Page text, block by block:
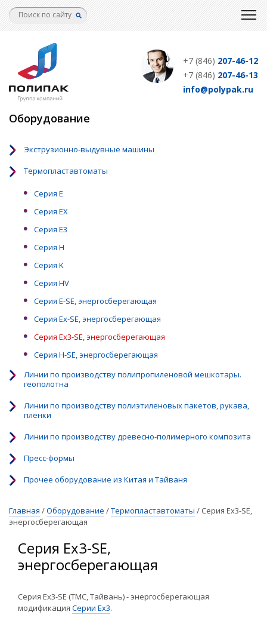
Перейти
к
+7 (846) 207-46-12
+7 (846) 207-46-13
info@polypak.ru
Оборудование
Экструзионно-выдувные машины
Термопластавтоматы
Серия Е
Серия EX
Серия Е3
Серия Н
Серия K
Серия HV
Серия E-SE, энергосберегающая
Серия Ex-SE, энергосберегающая
Серия Ex3-SE, энергосберегающая
Серия H-SE, энергосберегающая
Линии по производству полипропиленовой мешкотары.
геополотна
Линии по производству полиэтиленовых пакетов, рукава,
пленки
Линии по производству древесно-полимерного композита
Пресс-формы
Прочее оборудование из Китая и Тайваня
Главная /Оборудование /Термопластавтоматы / Серия Ex3-SE,
энергосберегающая
Серия Ex3-SE,
энергосберегающая
Серия Ex3-SE (TMC, Тайвань) - энергосберегающая
модификация Cерии Ex3.